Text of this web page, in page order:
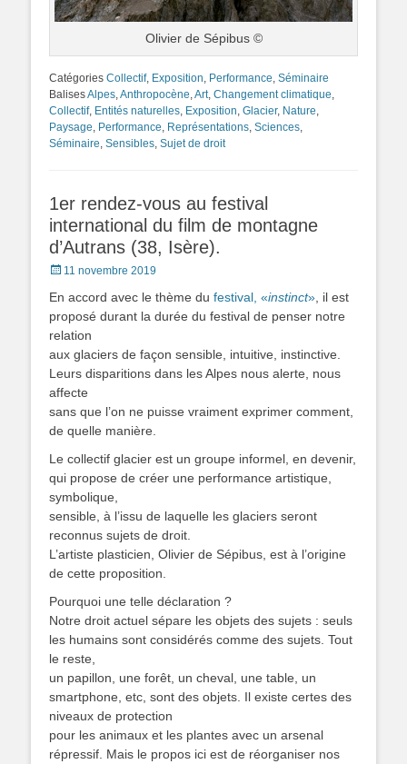
Olivier de Sépibus ©
Catégories Collectif, Exposition, Performance, Séminaire
BalisesAlpes,Anthropocène,Art, Changement climatique,
Collectif, Entités naturelles, Exposition, Glacier, Nature,
Paysage, Performance, Représentations, Sciences,
Séminaire, Sensibles, Sujet de droit
1er rendez-vous au festival
international du film de montagne
d’Autrans (38, Isère).
Posted
11 novembre 2019
En accord avec le thème du festival, «instinct» , il est
proposé durant la durée du festival de penser notre
relation
aux glaciers de façon sensible, intuitive, instinctive.
Leurs disparitions dans les Alpes nous alerte, nous
affecte
sans que l’on ne puisse vraiment exprimer comment,
de quelle manière.
Le collectif glacier est un groupe informel, en devenir,
qui propose de créer une performance artistique,
symbolique,
sensible, à l’issu de laquelle les glaciers seront
reconnus sujets de droit.
L’artiste plasticien, Olivier de Sépibus, est à l’origine
de cette proposition.
Pourquoi une telle déclaration ?
Notre droit actuel sépare les objets des sujets : seuls
les humains sont considérés comme des sujets. Tout
le reste,
un papillon, une forêt, un cheval, une table, un
smartphone, etc, sont des objets. Il existe certes des
niveaux de protection
pour les animaux et les plantes avec un arsenal
répressif. Mais le propos ici est de réorganiser nos